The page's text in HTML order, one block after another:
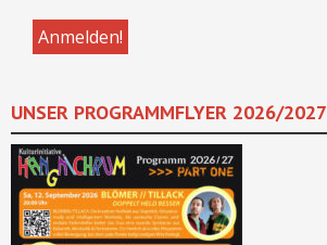
UNSER PROGRAMMFLYER 2026/2027